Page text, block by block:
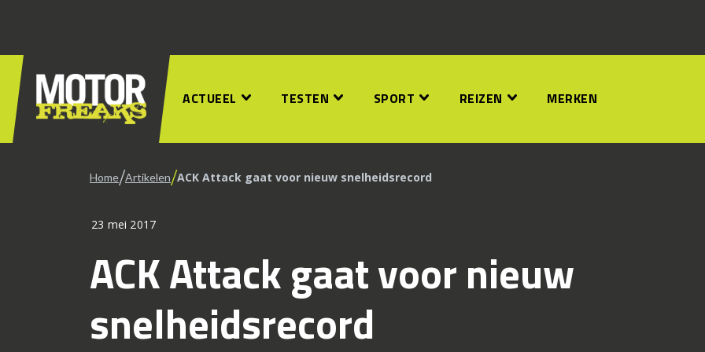
ACTUEEL TESTEN SPORT REIZEN MERKEN
Home/Artikelen/ACK Attack gaat voor nieuw snelheidsrecord
23 mei 2017
ACK Attack gaat voor nieuw
snelheidsrecord